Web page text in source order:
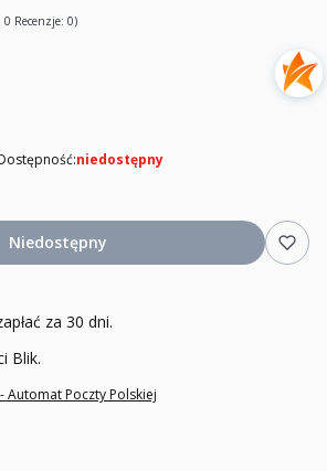
0 Recenzje: 0)
niedostępny
Niedostępny
za 30 dni.
Blik.
- Automat Poczty Polskiej